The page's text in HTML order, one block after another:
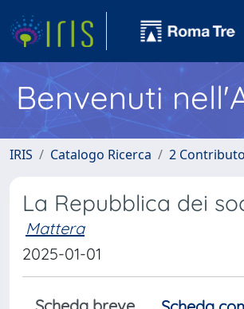
Benvenuti
IRIS Catalogo Ricerca 2
La Repubblica dei
Mattera
2025-01-01